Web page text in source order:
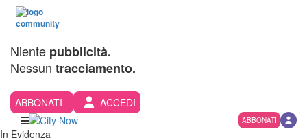
Niente pubblicità.
Nessun tracciamento.
ABBONATI ACCEDI
ABBONATI
In Evidenza